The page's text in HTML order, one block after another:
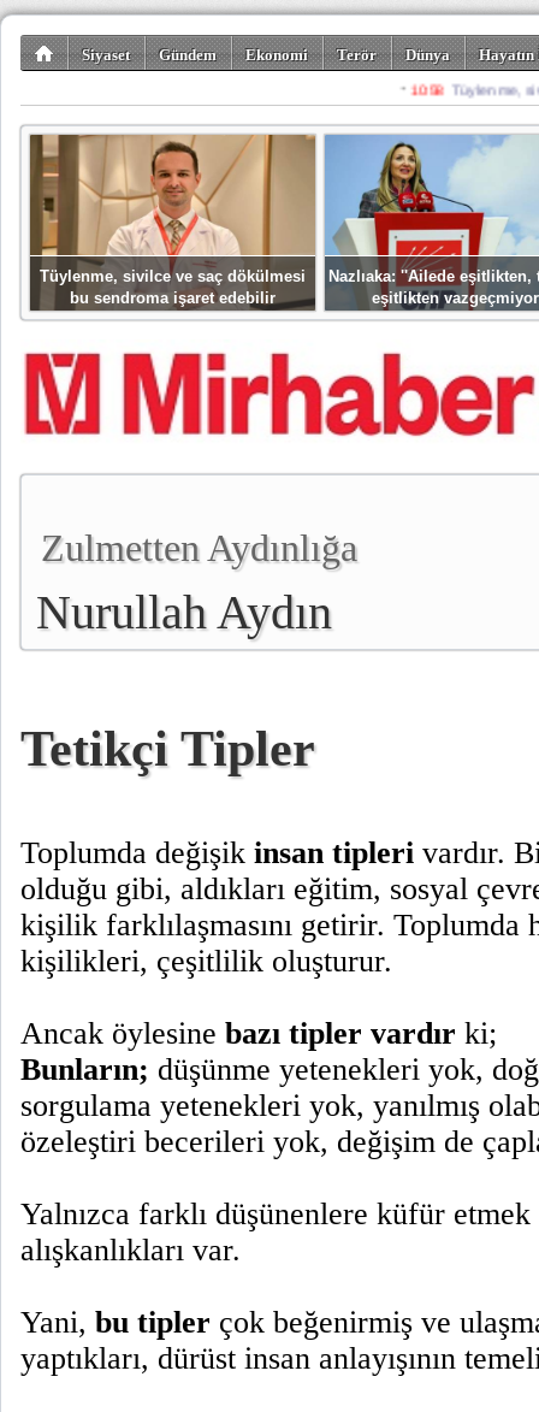
Siyaset Gündem Ekonomi Terör Dünya
Spor Misafir
Tüylenme, sivilce ve saç dökülmesi
bu sendroma işaret edebilir
Nazlıaka: ''Ailede eşitlikten,
eşitlikten
Zulmetten Aydınlığa
Nurullah Aydın
Tetikçi Tipler
Toplumda değişik insan tipleri vardır.
olduğu gibi, aldıkları eğitim, sosyal
kişilik farklılaşmasını getirir. Toplumda
kişilikleri, çeşitlilik oluşturur.
Ancak öylesine bazı tipler vardır ki;
Bunların; düşünme yetenekleri yok,
sorgulama yetenekleri yok, yanılmış
özeleştiri becerileri yok, değişim de
Yalnızca farklı düşünenlere küfür
alışkanlıkları var.
Yani, bu tipler çok beğenirmiş ve
yaptıkları, dürüst insan anlayışının